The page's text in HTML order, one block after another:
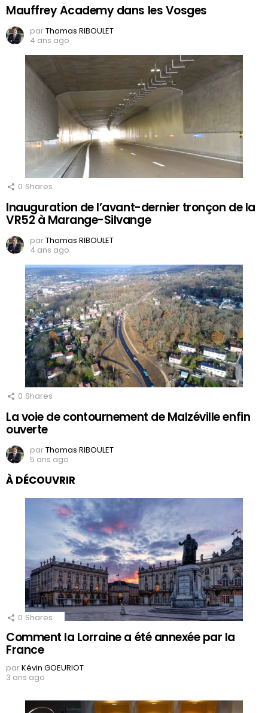
Mauffrey Academy dans les Vosges
parThomas RIBOULET
4 ans ago
0 Shares
Inauguration de l’avant-dernier tronçon de la
VR52 à Marange-Silvange
parThomas RIBOULET
4 ans ago
0 Shares
La voie de contournement de Malzéville enfin
ouverte
parThomas RIBOULET
5 ans ago
À DÉCOUVRIR
0 Shares
Comment la Lorraine a été annexée par la
France
parKévin GOEURIOT
3 ans ago